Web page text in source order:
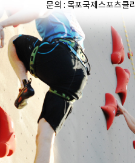
문의 : 목포국제스포츠